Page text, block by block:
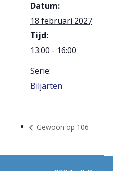
Datum:
18 februari 2027
Tijd:
13:00 - 16:00
Serie:
Biljarten
Gewoon op 106